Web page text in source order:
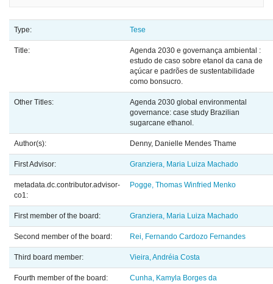
Type: Tese
Title:
Agenda 2030 e governança ambiental :
estudo de caso sobre etanol da cana de
açúcar e padrões de sustentabilidade
como bonsucro.
Other Titles:
Agenda 2030 global environmental
governance: case study Brazilian
sugarcane ethanol.
Author(s): Denny, Danielle Mendes Thame
First Advisor: Granziera, Maria Luiza Machado
metadata.dc.contributor.advisor-
co1:
Pogge, Thomas Winfried Menko
First member of the board: Granziera, Maria Luiza Machado
Second member of the board: Rei, Fernando Cardozo Fernandes
Third board member: Vieira, Andréia Costa
Fourth member of the board: Cunha, Kamyla Borges da